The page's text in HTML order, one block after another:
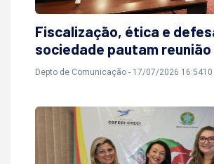
Fiscalização, ética e
sociedade pautam reunião
Depto de Comunicação - 17/07/2026 16:5410